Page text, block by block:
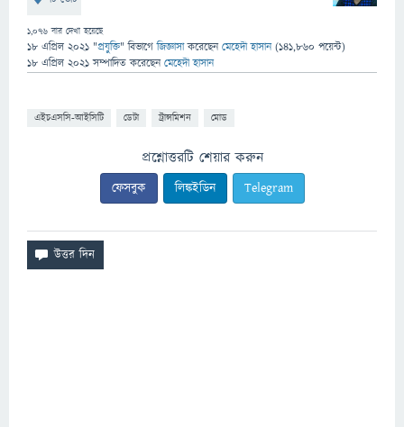
1,076 বার দেখা হয়েছে
18 এপ্রিল 2021 "প্রযুক্তি" বিভাগে জিজ্ঞাসাকরেছেনমেহেদী হাসান (141,860 পয়েন্ট)
18 এপ্রিল 2021 সম্পাদিত করেছেনমেহেদী হাসান
এইচএসসি-আইসিটি ডেটা ট্রান্সমিশন মোড
প্রশ্নোত্তরটি শেয়ার করুন
ফেসবুক লিঙ্কইডিন Telegram